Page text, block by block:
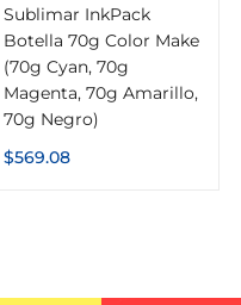
Sublimar InkPack
Botella 70g Color Make
(70g Cyan, 70g
Magenta, 70g Amarillo,
70g Negro)
$569.08